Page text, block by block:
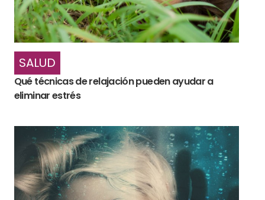
SALUD
Qué técnicas de relajación pueden ayudar a
eliminar estrés